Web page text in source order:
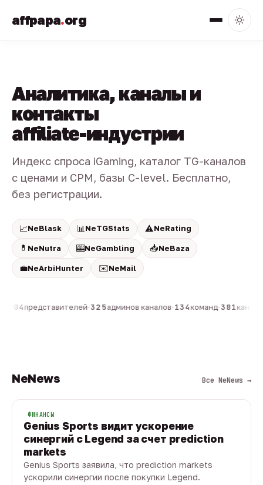
affpapa.org
Аналитика, каналы и
контакты
affiliate-индустрии
Индекс спроса iGaming, каталог TG-каналов
с ценами и CPM, базы C-level. Бесплатно,
без регистрации.
📈NeBlask 📊 NeTGStats ⚠️NeRating
💊 NeNutra 🎰NeGambling 📥NeBaza
💼NeArbiHunter ✉️NeMail
804представителей·325админов каналов·134команд·381
NeNews Все NeNews →
ФИНАНСЫ
Genius Sports видит ускорение
синергий с Legend за счет prediction
markets
Genius Sports заявила, что prediction markets
ускорили синергии после покупки Legend.